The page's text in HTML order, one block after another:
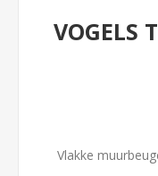
VOGELS
Vlakke